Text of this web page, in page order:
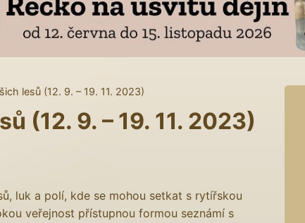
lesů (12. 9. – 19. 11. 2023)
(12. 9. – 19. 11. 2023)
luk a polí, kde se mohou setkat s rytířskou
veřejnost přístupnou formou seznámí s